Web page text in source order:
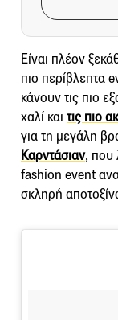
Είναι πλέον
πιο περίβλεπτα
κάνουν τις πιο
χαλί και τις πιο
για τη μεγάλη
Καρντάσιαν, που
fashion event
σκληρή